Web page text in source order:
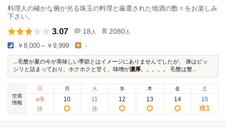
料理人の確かな腕が光る珠玉の料理と厳選された地酒の数々をお楽しみ
下さい。
3.07 18 人 2080 人
￥8,000～￥9,999 -
...毛蟹が夏の今が美味しい季節とはイメージにありませんでしたが、 身はビッ
シリと詰まっており、ホクホクと甘く、味噌が濃厚 。。。。。 毛蟹は蟹...
空席
情報
日
8/9
月
10
火
11
水
12
木
13
金
14
土
15
残1